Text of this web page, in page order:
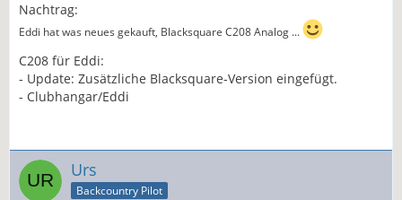
Nachtrag:
Eddi hat was neues gekauft, Blacksquare C208 Analog ...
C208 für Eddi:
- Update: Zusätzliche Blacksquare-Version eingefügt.
- Clubhangar/Eddi
Urs
Backcountry Pilot